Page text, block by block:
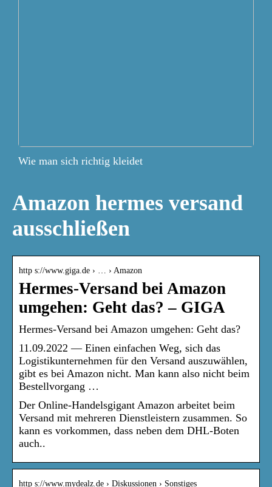
Wie man sich richtig kleidet
Amazon hermes versand
ausschließen
http s://www.giga.de › … › Amazon
Hermes-Versand bei Amazon
umgehen: Geht das? – GIGA
Hermes-Versand bei Amazon umgehen: Geht das?
11.09.2022 — Einen einfachen Weg, sich das
Logistikunternehmen für den Versand auszuwählen,
gibt es bei Amazon nicht. Man kann also nicht beim
Bestellvorgang …
Der Online-Handelsgigant Amazon arbeitet beim
Versand mit mehreren Dienstleistern zusammen. So
kann es vorkommen, dass neben dem DHL-Boten
auch..
http s://www.mydealz.de › Diskussionen › Sonstiges